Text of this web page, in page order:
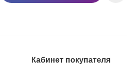
Кабинет покупателя